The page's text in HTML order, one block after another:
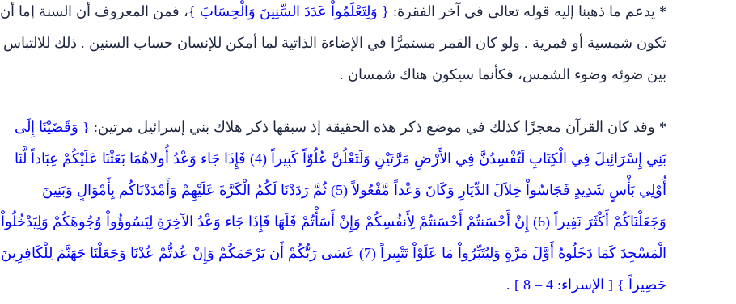
* يدعم ما ذهبنا إليه قوله تعالى في آخر الفقرة: { وَلِتَعْلَمُواْ عَدَدَ السِّنِينَ وَالْحِسَابَ }، فمن المعروف أن السنة إما أن
تكون شمسية أو قمرية . ولو كان القمر مستمرًّا في الإضاءة الذاتية لما أمكن للإنسان حساب السنين . ذلك للالتباس
بين ضوئه وضوء الشمس، فكأنما سيكون هناك شمسان .
* وقد كان القرآن معجزًا كذلك في موضع ذكر هذه الحقيقة إذ سبقها ذكر هلاك بني إسرائيل مرتين: { وَقَضَيْنَا إِلَى
بَنِي إِسْرَائِيلَ فِي الْكِتَابِ لَتُفْسِدُنَّ فِي الأَرْضِ مَرَّتَيْنِ وَلَتَعْلُنَّ عُلُوّاً كَبِيراً (4) فَإِذَا جَاء وَعْدُ أُولاهُمَا بَعَثْنَا عَلَيْكُمْ عِبَاداً لَّنَا
أُوْلِي بَأْسٍ شَدِيدٍ فَجَاسُواْ خِلاَلَ الدِّيَارِ وَكَانَ وَعْداً مَّفْعُولاً (5) ثُمَّ رَدَدْنَا لَكُمُ الْكَرَّةَ عَلَيْهِمْ وَأَمْدَدْنَاكُم بِأَمْوَالٍ وَبَنِينَ
وَجَعَلْنَاكُمْ أَكْثَرَ نَفِيراً (6) إِنْ أَحْسَنتُمْ أَحْسَنتُمْ لِأَنفُسِكُمْ وَإِنْ أَسَأْتُمْ فَلَهَا فَإِذَا جَاء وَعْدُ الآخِرَةِ لِيَسُوؤُواْ وُجُوهَكُمْ وَلِيَدْخُلُواْ
الْمَسْجِدَ كَمَا دَخَلُوهُ أَوَّلَ مَرَّةٍ وَلِيُتَبِّرُواْ مَا عَلَوْاْ تَتْبِيراً (7) ‏عَسَى رَبُّكُمْ أَن يَرْحَمَكُمْ وَإِنْ عُدتُّمْ عُدْنَا وَجَعَلْنَا جَهَنَّمَ لِلْكَافِرِينَ
حَصِيراً } [ الإسراء: 4 – 8 ] .